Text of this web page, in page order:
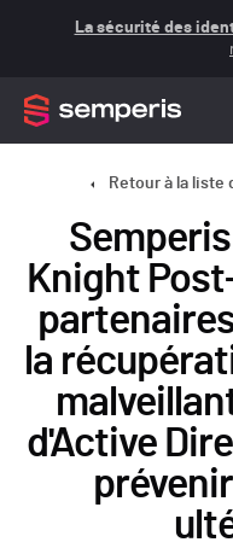
La sécurité des
Retour à la liste
Knight
la
d'Active